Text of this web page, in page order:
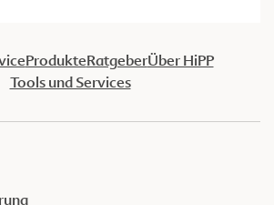
ProdukteRatgeberÜber HiPP
Tools und Services